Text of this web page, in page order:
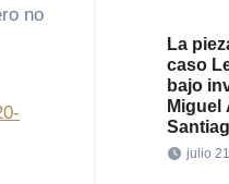
no
La
caso
bajo
Miguel
julio